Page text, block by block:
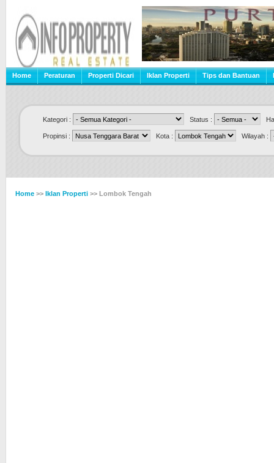
Home Peraturan Properti Dicari Iklan Properti Tips dan Bantuan
Kategori : Status :
Propinsi : Kota : Wilayah :
Home >> Iklan Properti >> Lombok Tengah